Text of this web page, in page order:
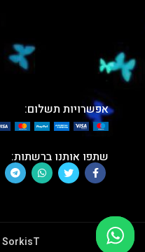
אפשרויות תשלום:
שתפו אותנו ברשתות:
SorkisT